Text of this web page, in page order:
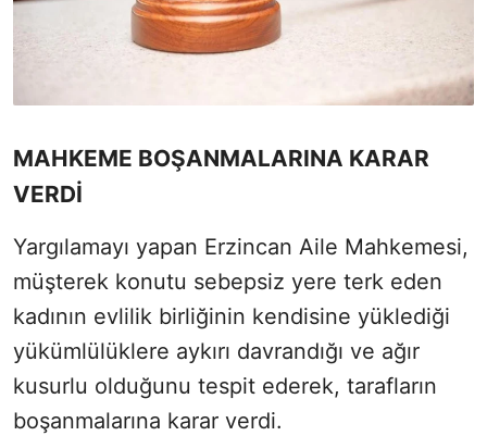
MAHKEME BOŞANMALARINA KARAR
VERDİ
Yargılamayı yapan Erzincan Aile Mahkemesi,
müşterek konutu sebepsiz yere terk eden
kadının evlilik birliğinin kendisine yüklediği
yükümlülüklere aykırı davrandığı ve ağır
kusurlu olduğunu tespit ederek, tarafların
boşanmalarına karar verdi.